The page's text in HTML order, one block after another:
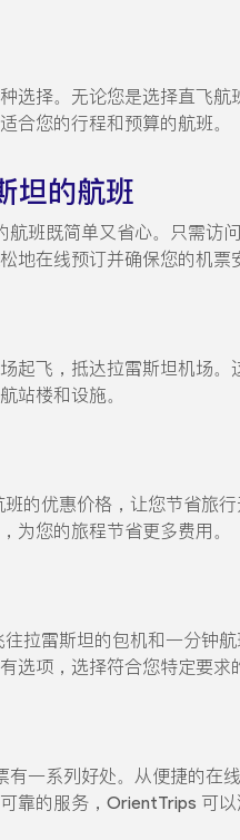
选择。无论您是选择直飞
合您的行程和预算的航班。
坦的航班
班既简单又省心。只需访
地在线预订并确保您的机票
起飞，抵达拉雷斯坦机场
站楼和设施。
的优惠价格，让您节省旅
为您的旅程节省更多费用。
拉雷斯坦的包机和一分钟
选项，选择符合您特定要求
一系列好处。从便捷的
靠的服务，OrientTrips 可以